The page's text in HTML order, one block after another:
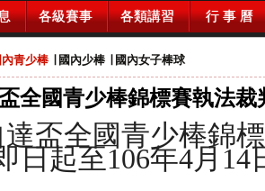
各級賽事 各類講習 行 事 曆
內青少棒 國內少棒 國內女子棒球
全國青少棒錦標賽執法裁
盃全國青少棒錦
日起至106年4月14